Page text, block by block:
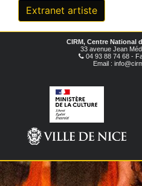
Extranet artiste
CIRM, Centre National
33 avenue Jean
04 93 88 74 68 -
Email :